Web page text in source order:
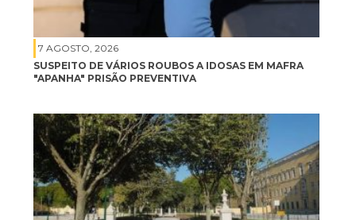
7 AGOSTO, 2026
SUSPEITO DE VÁRIOS ROUBOS A IDOSAS EM MAFRA
"APANHA" PRISÃO PREVENTIVA